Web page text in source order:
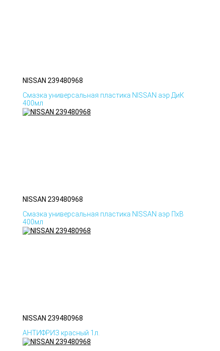
NISSAN 239480968
Смазка универсальная пластика NISSAN аэр ДиК
400мл
NISSAN 239480968
Смазка универсальная пластика NISSAN аэр ПхВ
400мл
NISSAN 239480968
АНТИФРИЗ красный 1л.